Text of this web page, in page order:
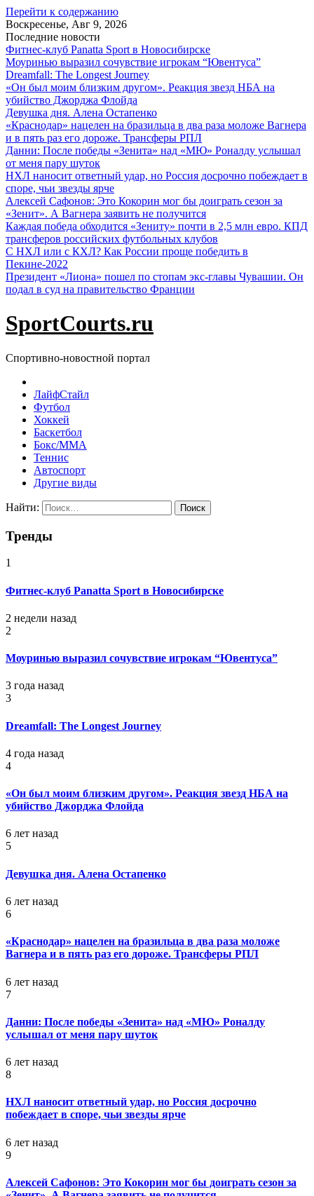
Перейти к содержанию
Воскресенье, Авг 9, 2026
Последние новости
Фитнес-клуб Panatta Sport в Новосибирске
Моуринью выразил сочувствие игрокам “Ювентуса”
Dreamfall: The Longest Journey
«Он был моим близким другом». Реакция звезд НБА на
убийство Джорджа Флойда
Девушка дня. Алена Остапенко
«Краснодар» нацелен на бразильца в два раза моложе Вагнера
и в пять раз его дороже. Трансферы РПЛ
Данни: После победы «Зенита» над «МЮ» Роналду услышал
от меня пару шуток
НХЛ наносит ответный удар, но Россия досрочно побеждает в
споре, чьи звезды ярче
Алексей Сафонов: Это Кокорин мог бы доиграть сезон за
«Зенит». А Вагнера заявить не получится
Каждая победа обходится «Зениту» почти в 2,5 млн евро. КПД
трансферов российских футбольных клубов
С НХЛ или с КХЛ? Как России проще победить в
Пекине-2022
Президент «Лиона» пошел по стопам экс-главы Чувашии. Он
подал в суд на правительство Франции
SportCourts.ru
Спортивно-новостной портал
ЛайфСтайл
Футбол
Хоккей
Баскетбол
Бокс/MMA
Теннис
Автоспорт
Другие виды
Найти:
Тренды
1
Фитнес-клуб Panatta Sport в Новосибирске
2 недели назад
2
Моуринью выразил сочувствие игрокам “Ювентуса”
3 года назад
3
Dreamfall: The Longest Journey
4 года назад
4
«Он был моим близким другом». Реакция звезд НБА на
убийство Джорджа Флойда
6 лет назад
5
Девушка дня. Алена Остапенко
6 лет назад
6
«Краснодар» нацелен на бразильца в два раза моложе
Вагнера и в пять раз его дороже. Трансферы РПЛ
6 лет назад
7
Данни: После победы «Зенита» над «МЮ» Роналду
услышал от меня пару шуток
6 лет назад
8
НХЛ наносит ответный удар, но Россия досрочно
побеждает в споре, чьи звезды ярче
6 лет назад
9
Алексей Сафонов: Это Кокорин мог бы доиграть сезон за